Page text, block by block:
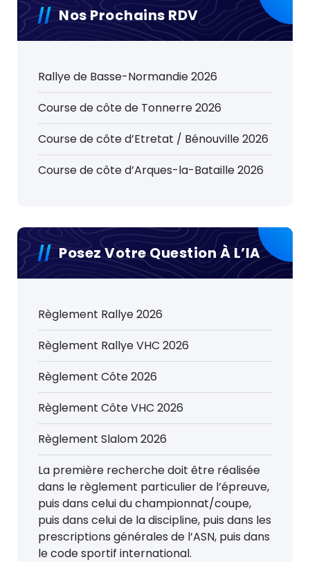
Nos Prochains RDV
Rallye de Basse-Normandie 2026
Course de côte de Tonnerre 2026
Course de côte d’Etretat / Bénouville 2026
Course de côte d’Arques-la-Bataille 2026
Posez Votre Question À L’IA
Règlement Rallye 2026
Règlement Rallye VHC 2026
Règlement Côte 2026
Règlement Côte VHC 2026
Règlement Slalom 2026
La première recherche doit être réalisée
dans le règlement particulier de l’épreuve,
puis dans celui du championnat/coupe,
puis dans celui de la discipline, puis dans les
prescriptions générales de l’ASN, puis dans
le code sportif international.